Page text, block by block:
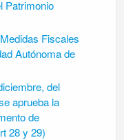
Patrimonio
Fiscales
Autónoma de
del
aprueba la
de
28 y 29)